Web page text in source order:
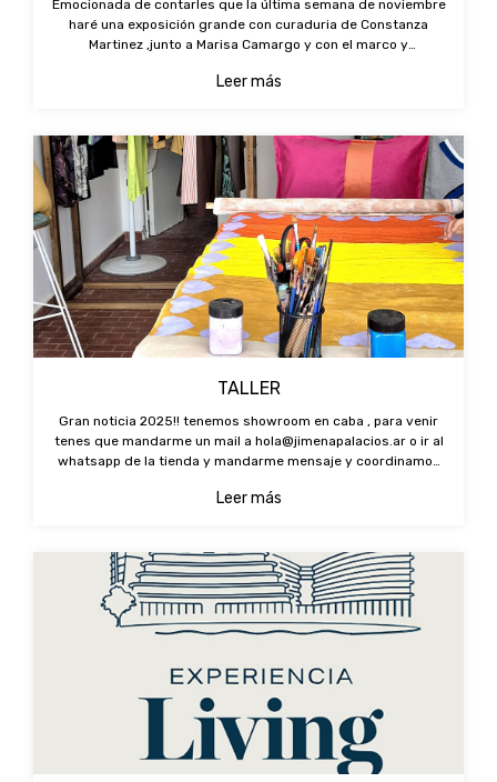
Emocionada de contarles que la última semana de noviembre
haré una exposición grande con curaduria de Constanza
Martinez ,junto a Marisa Camargo y con el marco y
anunciare dias exactos y lug
Leer más
TALLER
Gran noticia 2025!! tenemos showroom en caba , para venir
tenes que mandarme un mail a hola@jimenapalacios.aro ir al
whatsapp de la tienda y mandarme mensaje y coordinamos
Leer más